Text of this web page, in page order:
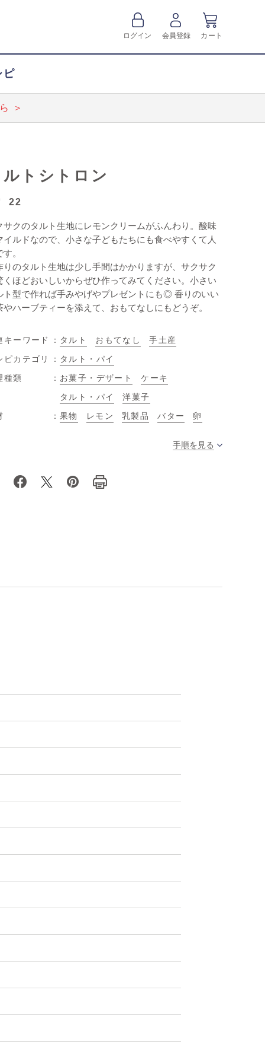
ログイン 会員登録 カート
ピ
＞
ルトシトロン
22
サクのタルト生地にレモンクリームがふんわり。酸味
イルドなので、小さな子どもたちにも食べやすくて人
。
りのタルト生地は少し手間はかかりますが、サクサク
くほどおいしいからぜひ作ってみてください。小さい
ト型で作れば手みやげやプレゼントにも◎ 香りのいい
やハーブティーを添えて、おもてなしにもどうぞ。
キーワード タルト おもてなし
手土産
ピカテゴリ
タルト・パイ
種類
お菓子・デザート
ケーキ
タルト・パイ
洋菓子
果物 レモン 乳製品 バター 卵
手順を見る